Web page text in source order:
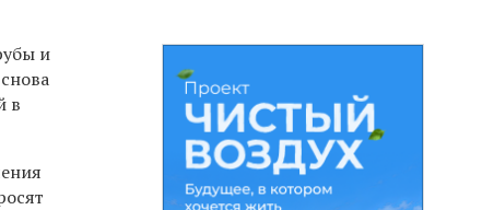
и
в